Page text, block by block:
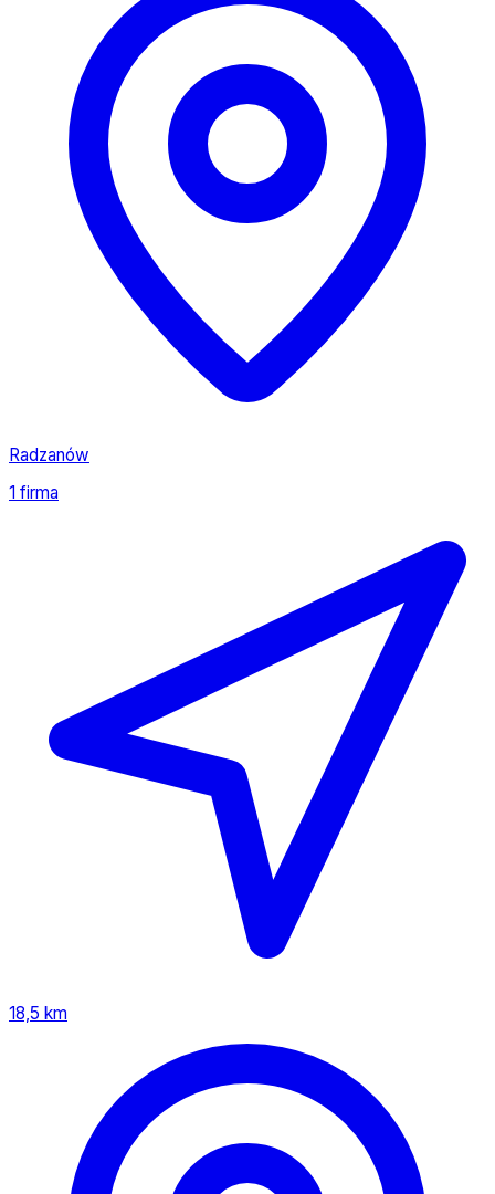
Radzanów
1 firma
18,5 km